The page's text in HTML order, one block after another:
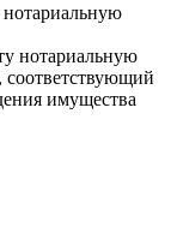
нотариальную
нотариальную
соответствующий
имущества